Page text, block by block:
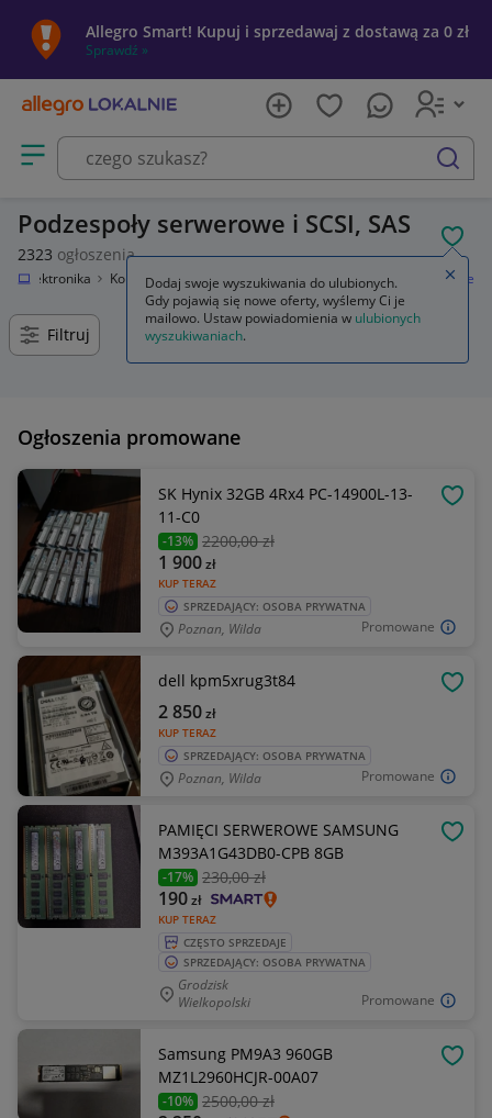
Allegro Smart! Kupuj i sprzedawaj z dostawą za 0 zł
Sprawdź »
Otwórz menu z kategoriami
szukaj
Podzespoły serwerowe i SCSI, SAS
2323 ogłoszenia
Elektronika Komputery Serwery i akcesoria Podzespoły serwerowe
Filtruj
Ogłoszenia promowane
Promowane
SK Hynix 32GB 4Rx4 PC-14900L-13-
11-C0
-13% 2200,00 zł
KUP TERAZ
1 900zł
SPRZEDAJĄCY: OSOBA PRYWATNA
Poznan, Wilda
Promowane
dell kpm5xrug3t84
KUP TERAZ
2 850zł
SPRZEDAJĄCY: OSOBA PRYWATNA
Poznan, Wilda
Promowane
PAMIĘCI SERWEROWE SAMSUNG
M393A1G43DB0-CPB 8GB
-17% 230,00 zł
KUP TERAZ
190zł
CZĘSTO SPRZEDAJE
SPRZEDAJĄCY: OSOBA PRYWATNA
Grodzisk
Wielkopolski
Samsung PM9A3 960GB
MZ1L2960HCJR-00A07
-10% 2500,00 zł
Dodaj swoje wyszukiwania do ulubionych.
Gdy pojawią się nowe oferty, wyślemy Ci je
mailowo. Ustaw powiadomienia w ulubionych
wyszukiwaniach.